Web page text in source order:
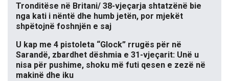
Tronditëse në Britani/ 38-vjeçarja shtatzënë bie
nga kati i nëntë dhe humb jetën, por mjekët
shpëtojnë foshnjën e saj
U kap me 4 pistoleta “Glock” rrugës për në
Sarandë, zbardhet dëshmia e 31-vjeçarit: Unë u
nisa për pushime, shoku më futi qesen e zezë në
makinë dhe iku